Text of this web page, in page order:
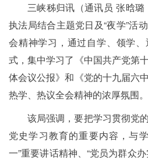
三峡秭归讯（通讯员 张晗
执法局结合主题党日及“夜学”活
会精神学习，通过自学、领学
式，集中学习了《中国共产党第
体会议公报》和《党的十九届六
热学、热议全会精神的浓厚氛围。
该局强调，要把学习贯彻党
党史学习教育的重要内容，与
一”重要讲话精神、“党员为群众